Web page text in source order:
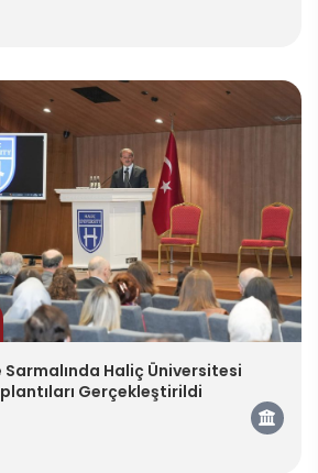
Sarmalında Haliç Üniversitesi
Gerçekleştirildi